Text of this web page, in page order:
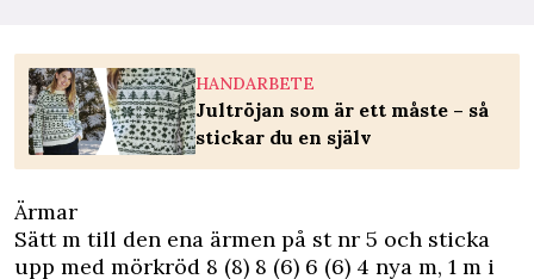
HANDARBETE
Jultröjan som är ett måste – så
stickar du en själv
Ärmar
Sätt m till den ena ärmen på st nr 5 och sticka
upp med mörkröd 8 (8) 8 (6) 6 (6) 4 nya m, 1 m i